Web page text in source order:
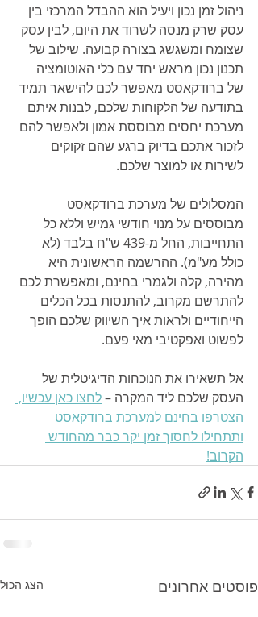
ניהול זמן נכון ויעיל הוא ההבדל המרכזי בין
עסק שרק מנסה לשרוד את היום, לבין עסק
שצומח ומשגשג בצורה קבועה. שילוב של
תכנון נכון מראש יחד עם כלי האוטומציה
של ברודקאסט מאפשר לכם להישאר תמיד
בתודעה של הלקוחות שלכם, לבנות איתם
מערכת יחסים מבוססת אמון ולאפשר להם
לזכור אתכם בדיוק ברגע שהם זקוקים
לשירות או למוצר שלכם.
המסלולים של מערכת ברודקאסט
מבוססים על מנוי חודשי גמיש וללא כל
התחייבות, החל מ-439 ש"ח בלבד (לא
כולל מע"מ). ההרשמה הראשונית היא
מהירה, קלה ולגמרי בחינם, ומאפשרת לכם
להתרשם מקרוב, להתנסות בכל הכלים
הייחודיים ולראות איך השיווק שלכם הופך
לפשוט ואפקטיבי מאי פעם.
אל תשאירו את הנוכחות הדיגיטלית של
העסק שלכם ליד המקרה – לחצו כאן עכשיו,
הצטרפו בחינם למערכת ברודקאסט
ותתחילו לחסוך זמן יקר כבר מהחודש
הקרוב!
פוסטים אחרונים הצג הכול